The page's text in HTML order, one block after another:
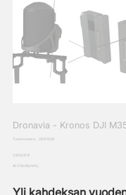
Dronavia - Kronos DJI
Tuotenumero:
SKU
26101209
Hinta
3 829,00 €
ALV Sisällytetty
Yli kahdeksan